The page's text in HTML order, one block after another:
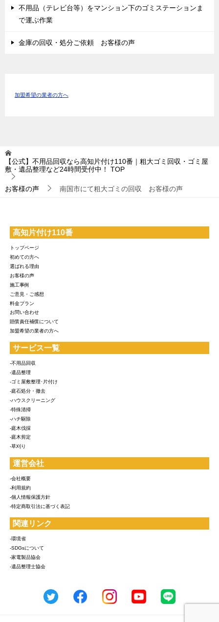
不用品（テレビ台等）をマンション下のゴミステーションま
で運ぶ作業
金庫の回収・処分ご依頼 お客様の声
加盟希望の業者の方へ
【公式】不用品回収なら高知片付け110番｜粗大ゴミ回収・ゴミ屋
敷・遺品整理など24時間受付中！
TOP
お客様の声 南国市にて粗大ゴミの回収 お客様の声
高知片付け110番
トップページ
初めての方へ
選ばれる理由
お客様の声
施工事例
ご意見・ご感想
料金プラン
お問い合わせ
賠償責任補償について
加盟希望の業者の方へ
サービス一覧
-不用品回収
-遺品整理
-ゴミ屋敷整理･片付け
-庭石処分・撤去
-ハウスクリーニング
-特殊清掃
-ハチ駆除
-庭木伐採
-庭木剪定
-草刈り
運営会社
-会社概要
-利用規約
-個人情報保護方針
-特定商取引法に基づく表記
関連リンク
-環境省
-SDGsについて
-家電製品協会
-遺品整理士協会